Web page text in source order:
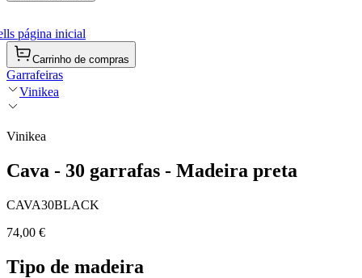
página inicial
Carrinho de compras
Garrafeiras
Vinikea
Vinikea
Cava - 30 garrafas - Madeira preta
CAVA30BLACK
74,00 €
Tipo de madeira